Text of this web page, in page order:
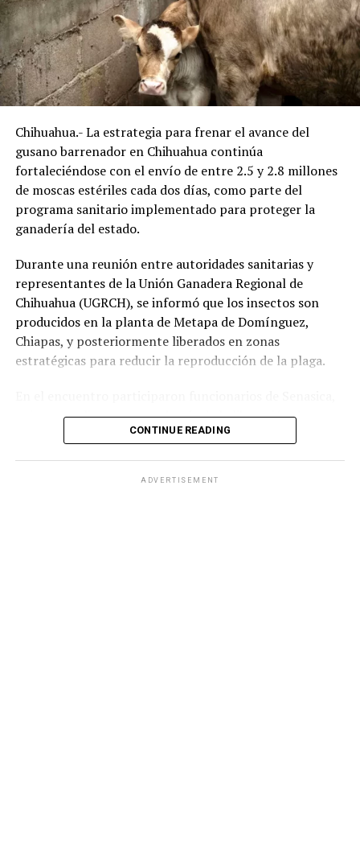
Chihuahua.- La estrategia para frenar el avance del
gusano barrenador en Chihuahua continúa
fortaleciéndose con el envío de entre 2.5 y 2.8 millones
de moscas estériles cada dos días, como parte del
programa sanitario implementado para proteger la
ganadería del estado.
Durante una reunión entre autoridades sanitarias y
representantes de la Unión Ganadera Regional de
Chihuahua (UGRCH), se informó que los insectos son
producidos en la planta de Metapa de Domínguez,
Chiapas, y posteriormente liberados en zonas
estratégicas para reducir la reproducción de la plaga.
quienes explicaron que, además de la liberación de
moscas estériles, es indispensable mantener una
oportunamente cualquier caso sospechoso, ya que la
CONTINUE READING
ADVERTISEMENT